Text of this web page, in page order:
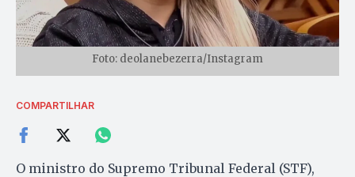
Foto: deolanebezerra/Instagram
COMPARTILHAR
O ministro do Supremo Tribunal Federal (STF),